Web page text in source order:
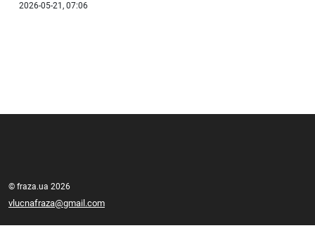
2026-05-21, 07:06
© fraza.ua 2026
vlucnafraza@gmail.com